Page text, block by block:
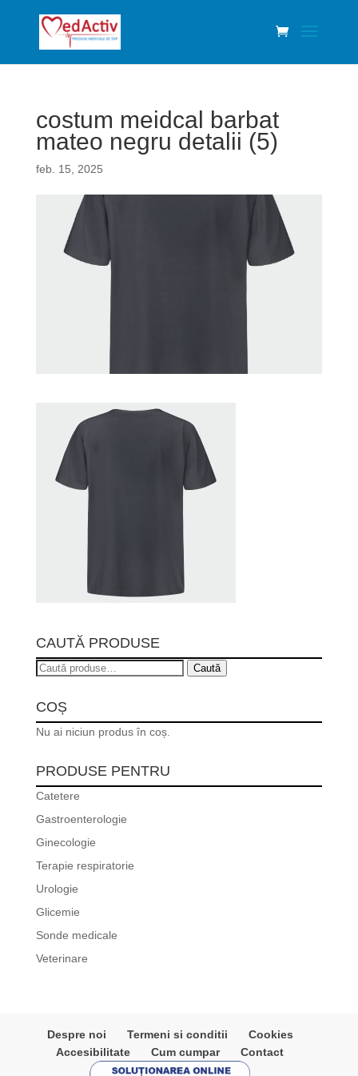
costum meidcal barbat
mateo negru detalii (5)
feb. 15, 2025
CAUTĂ PRODUSE
Caută
Caută
COȘ
Nu ai niciun produs în coș.
PRODUSE PENTRU
Catetere
Gastroenterologie
Ginecologie
Terapie respiratorie
Urologie
Glicemie
Sonde medicale
Veterinare
Despre noi Termeni si conditii
Cookies
Accesibilitate
Cum cumpar Contact